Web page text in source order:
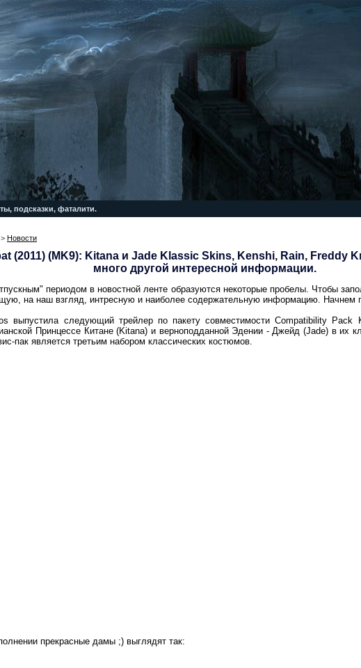
подсказки, фаталити.
> Новости
(2011) (MK9): Kitana и Jade Klassic Skins, Kenshi, Rain, Freddy
много другой интересной информации.
периодом в новостной ленте образуются некоторые пробелы. Чтобы
на наш взгляд, интресную и наиболее содержательную информацию. Начнем
выпустила следующий трейлер по пакету совместимости Compatibility
Принцессе Китане (Kitana) и верноподданной Эдении - Джейд (Jade) в их
пак является третьим набором классических костюмов.
прекрасные дамы ;) выглядят так: